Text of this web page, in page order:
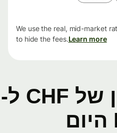
We use the real, mid-market
to hide the fees.Learn more
שערי חליפין של CHF ל-